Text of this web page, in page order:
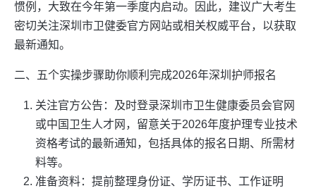
惯例，大致在今年第一季度内启动。因此，建议广大考生
密切关注深圳市卫健委官方网站或相关权威平台，以获取
最新通知。
二、五个实操步骤助你顺利完成2026年深圳护师报名
关注官方公告：及时登录深圳市卫生健康委员会官网
或中国卫生人才网，留意关于2026年度护理专业技术
资格考试的最新通知，包括具体的报名日期、所需材
料等。
准备资料：提前整理身份证、学历证书、工作证明